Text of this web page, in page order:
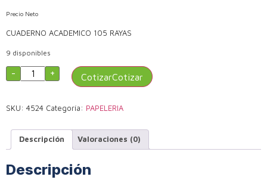
Precio Neto
CUADERNO ACADEMICO 105 RAYAS
9 disponibles
- + Cotizar
SKU: 4524 Categoría: PAPELERIA
Descripción Valoraciones (0)
Descripción